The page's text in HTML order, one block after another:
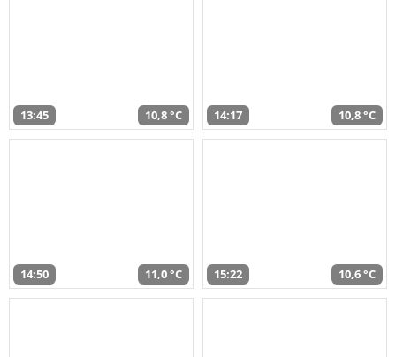
13:45 10,8 °C 14:17 10,8 °C
14:50 11,0 °C 15:22 10,6 °C